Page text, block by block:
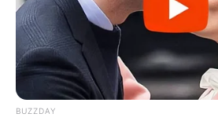
BUZZDAY